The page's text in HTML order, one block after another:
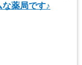
薬局です♪